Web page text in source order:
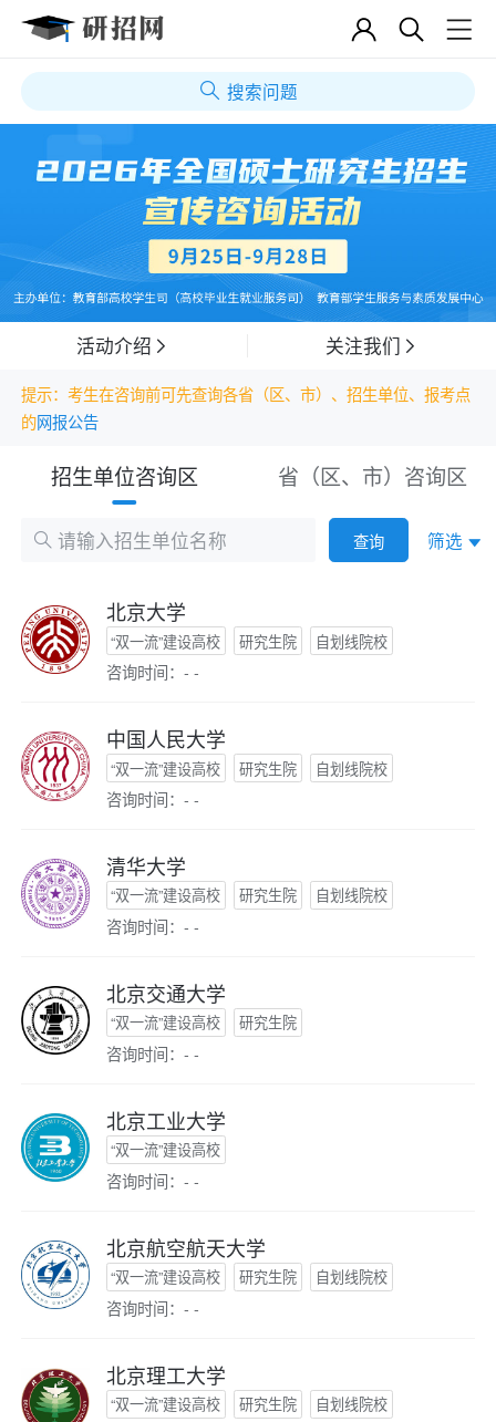
搜索问题
活动介绍 关注我们
提示：考生在咨询前可先查询各省（区、市）、招生单位、报考点
的网报公告
招生单位咨询区 省（区、市）咨询区
查询 筛选
北京大学
“双一流”建设高校 研究生院 自划线院校
咨询时间：- -
中国人民大学
“双一流”建设高校 研究生院 自划线院校
咨询时间：- -
清华大学
“双一流”建设高校 研究生院 自划线院校
咨询时间：- -
北京交通大学
“双一流”建设高校 研究生院
咨询时间：- -
北京工业大学
“双一流”建设高校
咨询时间：- -
北京航空航天大学
“双一流”建设高校 研究生院 自划线院校
咨询时间：- -
北京理工大学
“双一流”建设高校 研究生院 自划线院校